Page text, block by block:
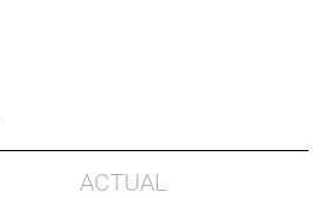
ACTUAL